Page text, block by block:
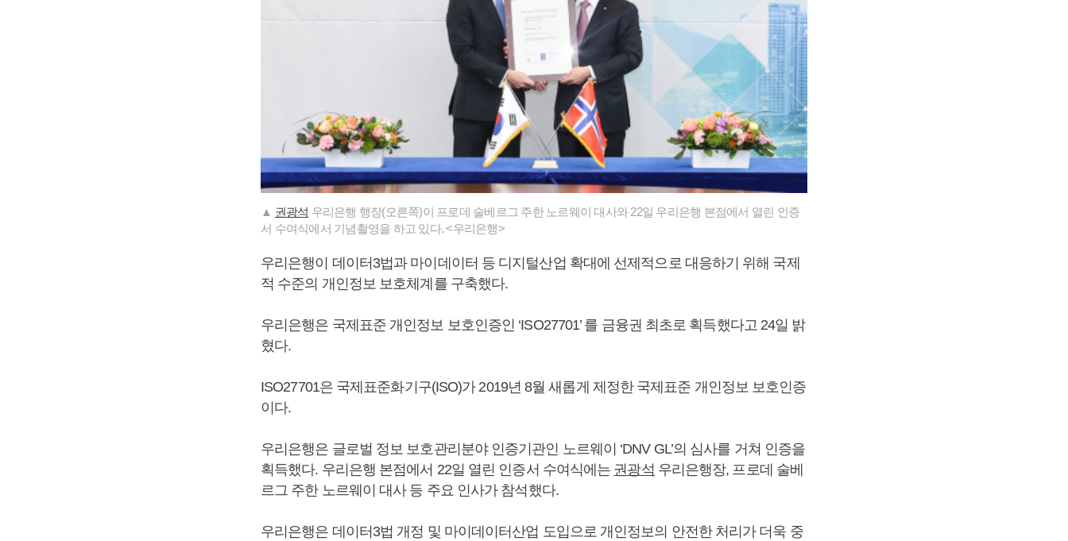
▲ 권광석 우리은행 행장(오른쪽)이 프로데 술베르그 주한 노르웨이 대사와 22일 우리은행 본점에서 열린 인증
서 수여식에서 기념촬영을 하고 있다. <우리은행>
우리은행이 데이터3법과 마이데이터 등 디지털산업 확대에 선제적으로 대응하기 위해 국제
적 수준의 개인정보 보호체계를 구축했다.
우리은행은 국제표준 개인정보 보호인증인 ‘ISO27701’ 를 금융권 최초로 획득했다고 24일 밝
혔다.
ISO27701은 국제표준화기구(ISO)가 2019년 8월 새롭게 제정한 국제표준 개인정보 보호인증
이다.
우리은행은 글로벌 정보 보호관리분야 인증기관인 노르웨이 ‘DNV GL’의 심사를 거쳐 인증을
획득했다. 우리은행 본점에서 22일 열린 인증서 수여식에는 권광석 우리은행장, 프로데 술베
르그 주한 노르웨이 대사 등 주요 인사가 참석했다.
우리은행은 데이터3법 개정 및 마이데이터산업 도입으로 개인정보의 안전한 처리가 더욱 중